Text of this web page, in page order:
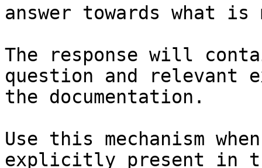
answer towards what
The response will
question and relevant
the documentation.
Use this mechanism
explicitly present in